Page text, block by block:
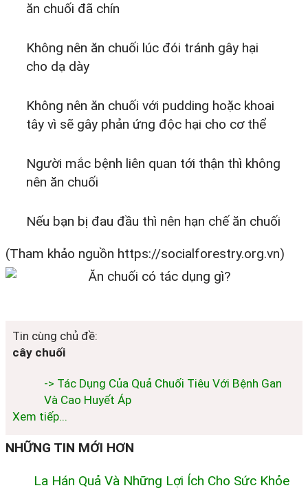
ăn chuối đã chín
Không nên ăn chuối lúc đói tránh gây hại
cho dạ dày
Không nên ăn chuối với pudding hoặc khoai
tây vì sẽ gây phản ứng độc hại cho cơ thể
Người mắc bệnh liên quan tới thận thì không
nên ăn chuối
Nếu bạn bị đau đầu thì nên hạn chế ăn chuối
(Tham khảo nguồn https://socialforestry.org.vn)
Tin cùng chủ đề:
cây chuối
-> Tác Dụng Của Quả Chuối Tiêu Với Bệnh Gan
Và Cao Huyết Áp
Xem tiếp...
NHỮNG TIN MỚI HƠN
La Hán Quả Và Những Lợi Ích Cho Sức Khỏe